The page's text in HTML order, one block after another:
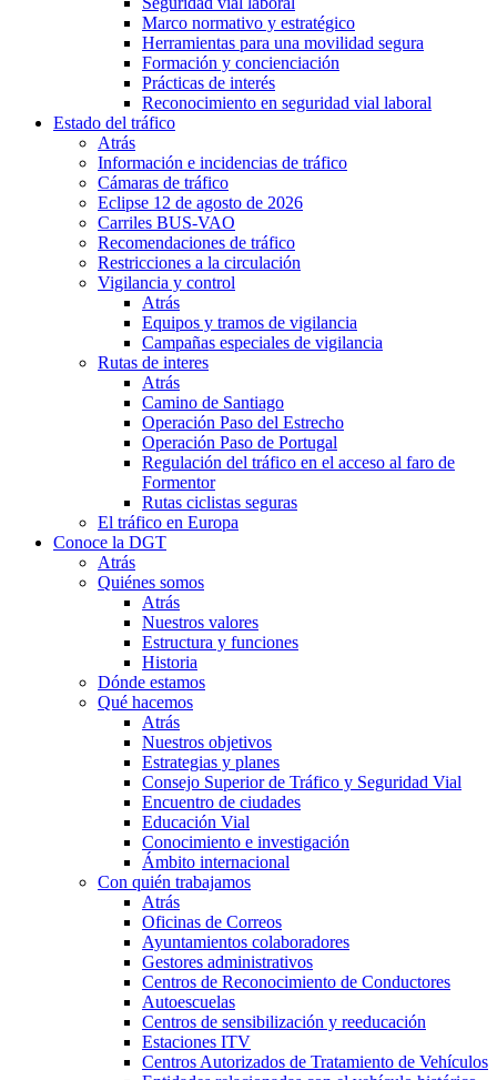
Marco normativo y estratégico
Herramientas para una movilidad segura
Formación y concienciación
Prácticas de interés
Reconocimiento en seguridad vial laboral
Estado del tráfico
Atrás
Información e incidencias de tráfico
Cámaras de tráfico
Eclipse 12 de agosto de 2026
Carriles BUS-VAO
Recomendaciones de tráfico
Restricciones a la circulación
Vigilancia y control
Atrás
Equipos y tramos de vigilancia
Campañas especiales de vigilancia
Rutas de interes
Atrás
Camino de Santiago
Operación Paso del Estrecho
Operación Paso de Portugal
Regulación del tráfico en el acceso al faro de
Formentor
Rutas ciclistas seguras
El tráfico en Europa
Conoce la DGT
Atrás
Quiénes somos
Atrás
Nuestros valores
Estructura y funciones
Historia
Dónde estamos
Qué hacemos
Atrás
Nuestros objetivos
Estrategias y planes
Consejo Superior de Tráfico y Seguridad Vial
Encuentro de ciudades
Educación Vial
Conocimiento e investigación
Ámbito internacional
Con quién trabajamos
Atrás
Oficinas de Correos
Ayuntamientos colaboradores
Gestores administrativos
Centros de Reconocimiento de Conductores
Autoescuelas
Centros de sensibilización y reeducación
Estaciones ITV
Centros Autorizados de Tratamiento de Vehículos